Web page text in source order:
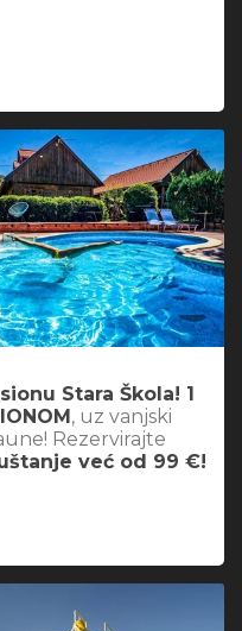
Stara Škola! 1
, uz vanjski
Rezervirajte
već od 99 €!